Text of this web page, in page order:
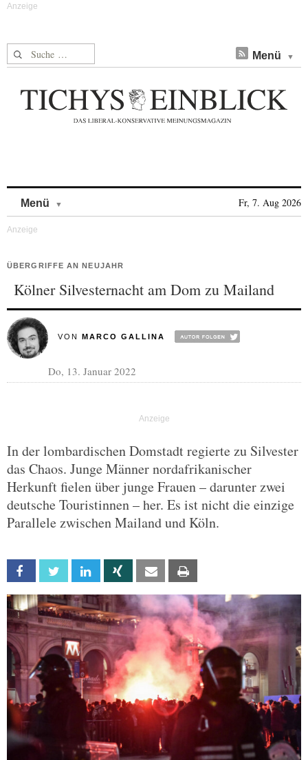
Suche nach: Menü
Menü Fr, 7. Aug 2026
ÜBERGRIFFE AN NEUJAHR
Kölner Silvesternacht am Dom zu Mailand
VON MARCO GALLINA
Do, 13. Januar 2022
In der lombardischen Domstadt regierte zu Silvester
das Chaos. Junge Männer nordafrikanischer
Herkunft fielen über junge Frauen – darunter zwei
deutsche Touristinnen – her. Es ist nicht die einzige
Parallele zwischen Mailand und Köln.
Facebook Twitter Linkedin Xing Email